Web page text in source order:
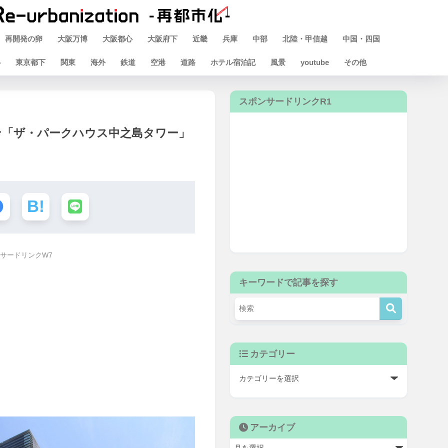
再開発の卵 大阪万博 大阪都心 大阪府下 近畿 兵庫 中部 北陸・甲信越 中国・四国
東京都下 関東 海外 鉄道 空港 道路 ホテル宿泊記 風景 youtube その他
ザ・パークハウス中之島タワー」
ードリンクW7
スポンサードリンクR1
キーワードで記事を探す
カテゴリー
アーカイブ